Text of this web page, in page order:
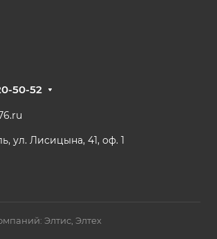
50-52
ул. Лисицына, 41, оф. 1
Элтис, Элтех